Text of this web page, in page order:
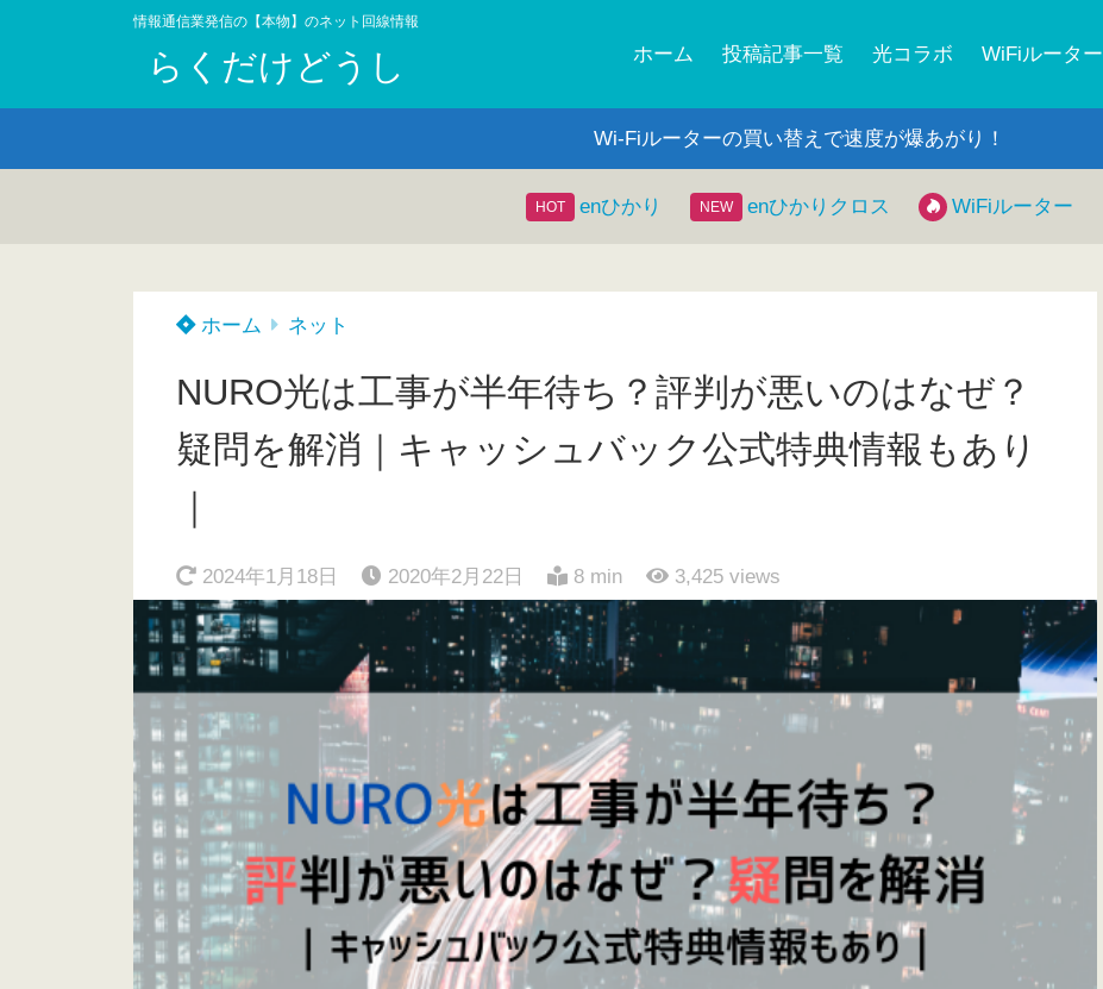
情報通信業発信の【本物】のネット回線情報
らくだけどうし ホーム 投稿記事一覧 光コラボ WiFiルーター
Wi-Fiルーターの買い替えで速度が爆あがり！
enひかり enひかりクロス WiFiルーター
ホーム ネット
NURO光は工事が半年待ち？評判が悪いのはなぜ？
疑問を解消｜キャッシュバック公式特典情報もあり
2024年1月18日 2020年2月22日 8 min 3,425 views